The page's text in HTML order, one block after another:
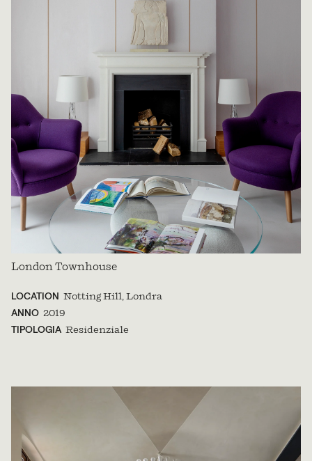
London Townhouse
LOCATION Notting Hill, Londra
ANNO 2019
TIPOLOGIA Residenziale